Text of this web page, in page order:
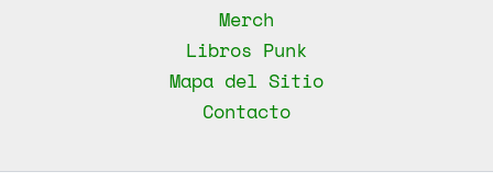
Merch
Libros Punk
Mapa del Sitio
Contacto